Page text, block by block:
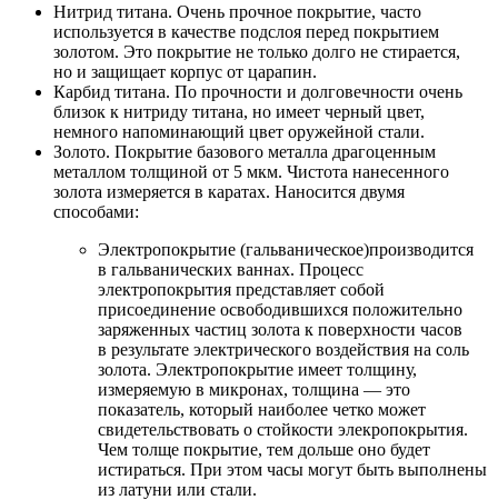
Нитрид титана. Очень прочное покрытие, часто
используется в качестве подслоя перед покрытием
золотом. Это покрытие не только долго не стирается,
но и защищает корпус от царапин.
Карбид титана. По прочности и долговечности очень
близок к нитриду титана, но имеет черный цвет,
немного напоминающий цвет оружейной стали.
Золото. Покрытие базового металла драгоценным
металлом толщиной от 5 мкм. Чистота нанесенного
золота измеряется в каратах. Наносится двумя
способами:
Электропокрытие (гальваническое)производится
в гальванических ваннах. Процесс
электропокрытия представляет собой
присоединение освободившихся положительно
заряженных частиц золота к поверхности часов
в результате электрического воздействия на соль
золота. Электропокрытие имеет толщину,
измеряемую в микронах, толщина — это
показатель, который наиболее четко может
свидетельствовать о стойкости элекропокрытия.
Чем толще покрытие, тем дольше оно будет
истираться. При этом часы могут быть выполнены
из латуни или стали.